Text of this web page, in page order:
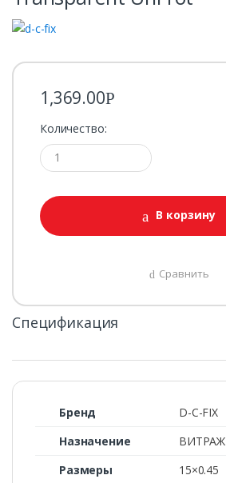
1,369.00Р
Количество:
В корзину
Сравнить
Спецификация
Бренд
D-C-FIX
Назначение
ВИТРАЖ
Размеры
15×0.45